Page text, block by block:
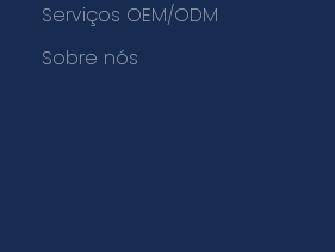
Serviços OEM/ODM
Sobre nós